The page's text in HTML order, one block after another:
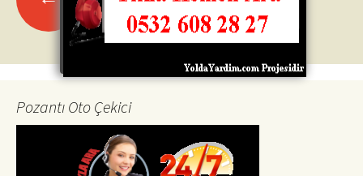
Yazı
dolaşımı
Pozantı Oto Çekici